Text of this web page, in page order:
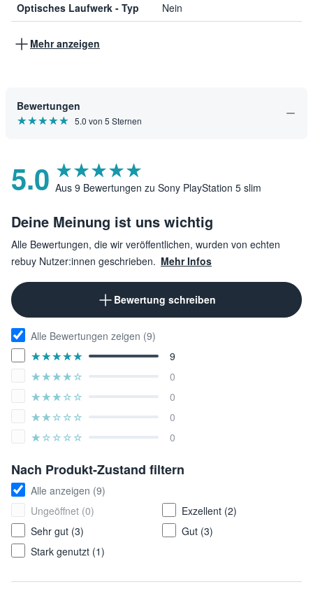
Optisches Laufwerk - Typ
Nein
Mehr anzeigen
Bewertungen
★★★★★
☆☆☆☆☆ 5.0 von 5 Sternen
5.0 ★★★★★
☆☆☆☆☆
Aus 9 Bewertungen zu Sony PlayStation 5 slim
Deine Meinung ist uns wichtig
Alle Bewertungen, die wir veröffentlichen, wurden von echten
rebuy Nutzer:innen geschrieben. Mehr Infos
Bewertung schreiben
Alle Bewertungen zeigen (9)
★★★★★
☆☆☆☆☆ 9
★★★★★
☆☆☆☆☆ 0
★★★★★
☆☆☆☆☆ 0
★★★★★
☆☆☆☆☆ 0
★★★★★
☆☆☆☆☆ 0
Nach Produkt-Zustand filtern
Alle anzeigen (9)
Ungeöffnet (0)
Exzellent (2)
Sehr gut (3)
Gut (3)
Stark genutzt (1)